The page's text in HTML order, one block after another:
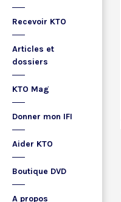
Recevoir KTO
Articles et
dossiers
KTO Mag
Donner mon IFI
Aider KTO
Boutique DVD
A propos